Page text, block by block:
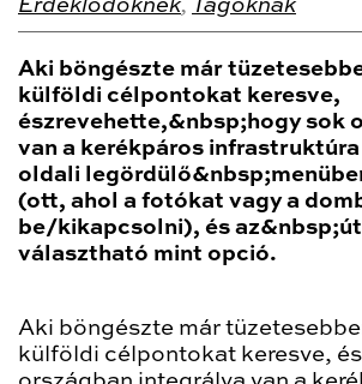
Érdeklődőknek, Tagoknak
Aki böngészte már
külföldi célpontokat keresve,
észrevehette,&nbsp;hogy sok
van a kerékpáros
oldali
(ott, ahol a fotókat vagy a
be/kikapcsolni), és
választható mint opció.
Aki böngészte már
külföldi célpontokat keresve,